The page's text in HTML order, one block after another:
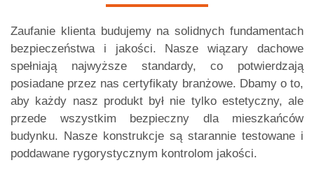
Zaufanie klienta budujemy na solidnych fundamentach
bezpieczeństwa i jakości. Nasze wiązary dachowe
spełniają najwyższe standardy, co potwierdzają
posiadane przez nas certyfikaty branżowe. Dbamy o to,
aby każdy nasz produkt był nie tylko estetyczny, ale
przede wszystkim bezpieczny dla mieszkańców
budynku. Nasze konstrukcje są starannie testowane i
poddawane rygorystycznym kontrolom jakości.